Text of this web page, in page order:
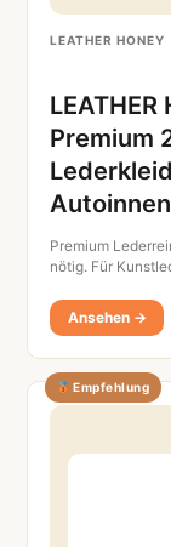
LEATHER HONEY
Premium
Premium
nötig. Für
Ansehen →
Empfehlung